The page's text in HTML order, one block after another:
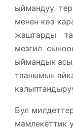
ыймандуу,
менен көз
жаштарды
мезгил
ыймандык
таанымын
Бул
мамлекеттик